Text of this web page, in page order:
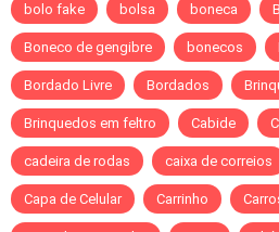
bolo fake bolsa boneca
Boneco de gengibre bonecos
Bordado Livre Bordados
Brinquedos em feltro Cabide
cadeira de rodas caixa de correios
Capa de Celular Carrinho